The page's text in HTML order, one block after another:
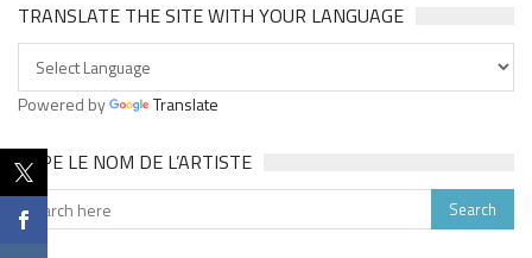
TRANSLATE THE SITE WITH YOUR LANGUAGE
Powered by Translate
TAPE LE NOM DE L’ARTISTE